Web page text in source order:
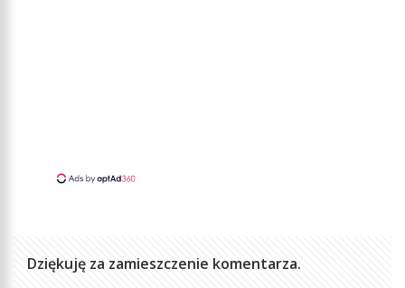
Dziękuję za zamieszczenie komentarza.